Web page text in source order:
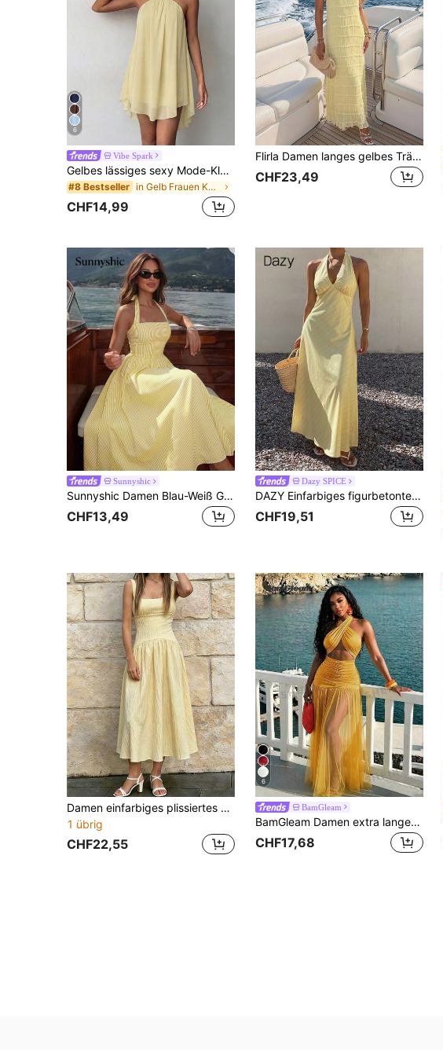
6
Vibe Spark
Gelbes lässiges sexy Mode-Kleid aus Chiffon mit Neckholder, rückenfrei, asymmetrischem Saum, elegant
#8 Bestseller in Gelb Frauen Kurze Kleider
CHF14,99
Flirla Damen langes gelbes Trägerkleid, elegantes und charmantes Modestrandkleid, geeignet für Strand, Party, Bankett im Frühling & Sommer
CHF23,49
Sunnyshic
Sunnyshic Damen Blau-Weiß Gestreiftes Bandeau Trägerlos Rückenschnürung Rückenfrei A-Linie Minimalistisch Premium Lässig Urlaub Sexy Europäischer und Amerikanischer Stil Maxikleid
CHF13,49
Dazy SPICE
DAZY Einfarbiges figurbetontes Sommerkleid mit taillierter Taille, Neckholder-Ausschnitt und rückenfreiem Design, elegantes Strandkleid für den Urlaub für Damen
CHF19,51
Damen einfarbiges plissiertes elegantes Kleid mit Taillenzug, lässig elegant, geeignet für Frühling/Sommer Strandurlaub, Brunch und tägliche Kleidung, Schulanfang
1 übrig
CHF22,55
6
BamGleam
BamGleam Damen extra langes, rückenfreies Kleid mit geraffter Mesh-Optik
CHF17,68